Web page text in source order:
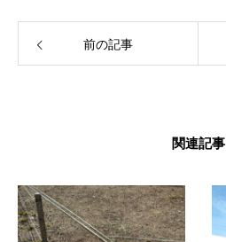
前の記事
関連記事